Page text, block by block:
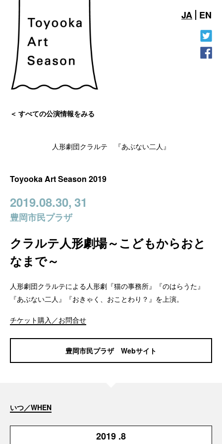
JA EN
すべての公演情報をみる
人形劇団クラルテ 『あぶない二人』
Toyooka Art Season 2019
2019.08.30, 31
豊岡市民プラザ
クラルテ人形劇場～こどもからおと
なまで～
人形劇団クラルテによる人形劇『猫の事務所』『のはらうた』
『あぶない二人』『おきゃく、おことわり？』を上演。
チケット購入／お問合せ
豊岡市民プラザ Webサイト
いつ／WHEN
2019 .8